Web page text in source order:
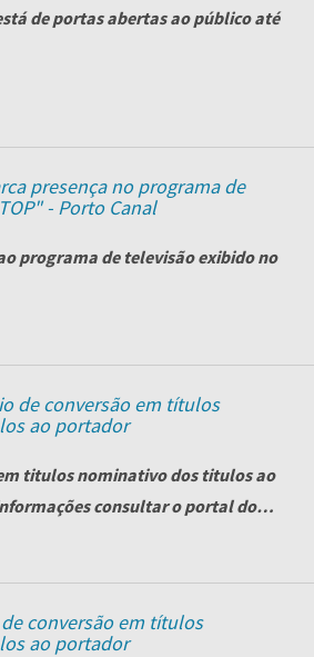
de portas abertas ao público até
presença no programa de
- Porto Canal
programa de televisãoexibido no
de conversão em títulos
ao portador
titulos nominativo dos titulos ao
consultar o portal do
atra...
conversão em títulos
ao portador